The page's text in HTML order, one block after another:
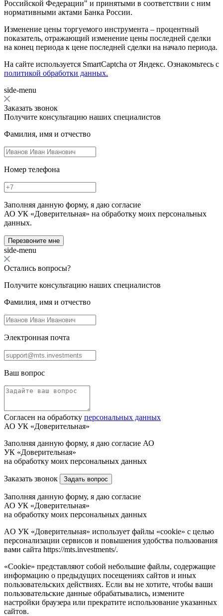
Российской Федерации" и принятыми в соответствии с ним
нормативными актами Банка России.
Изменение цены торгуемого инструмента – процентный
показатель, отражающий изменение цены последней сделки
на конец периода к цене последней сделки на начало периода.
На сайте используется SmartCaptcha от Яндекс. Ознакомьтесь с
политикой обработки данных.
side-menu
Заказать звонок
Получите консультацию наших специалистов
Фамилия, имя и отчество
Номер телефона
Заполняя данную форму, я даю согласие
АО УК «Доверительная» на обработку моих персональных
данных.
Перезвоните мне
side-menu
Остались вопросы?
Получите консультацию наших специалистов
Фамилия, имя и отчество
Электронная почта
Ваш вопрос
Согласен на обработку персональных данных
АО УК «Доверительная»
Заполняя данную форму, я даю согласие АО
УК «Доверительная»
на обработку моих персональных данных
Заказать звонок Задать вопрос
Заполняя данную форму, я даю согласие
АО УК «Доверительная»
на обработку моих персональных данных
AO УК «Доверительная» использует файлы «cookie» с целью
персонализации сервисов и повышения удобства пользования
вами сайта https://mts.investments/.
«Cookie» представляют собой небольшие файлы, содержащие
информацию о предыдущих посещениях сайтов и иных
пользовательских действиях. Если вы не хотите, чтобы ваши
пользовательские данные обрабатывались, измените
настройки браузера или прекратите использование указанных
сайтов.